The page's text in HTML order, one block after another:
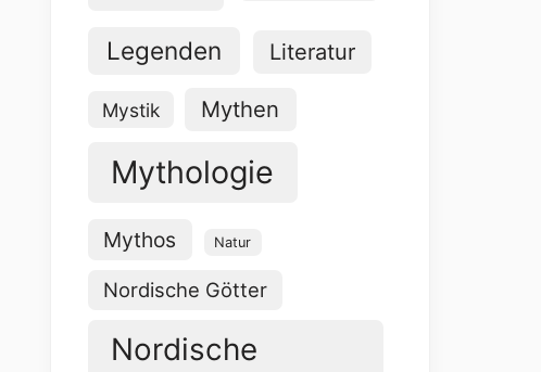
Legenden Literatur
Mystik Mythen
Mythologie
Mythos Natur
Nordische Götter
Nordische